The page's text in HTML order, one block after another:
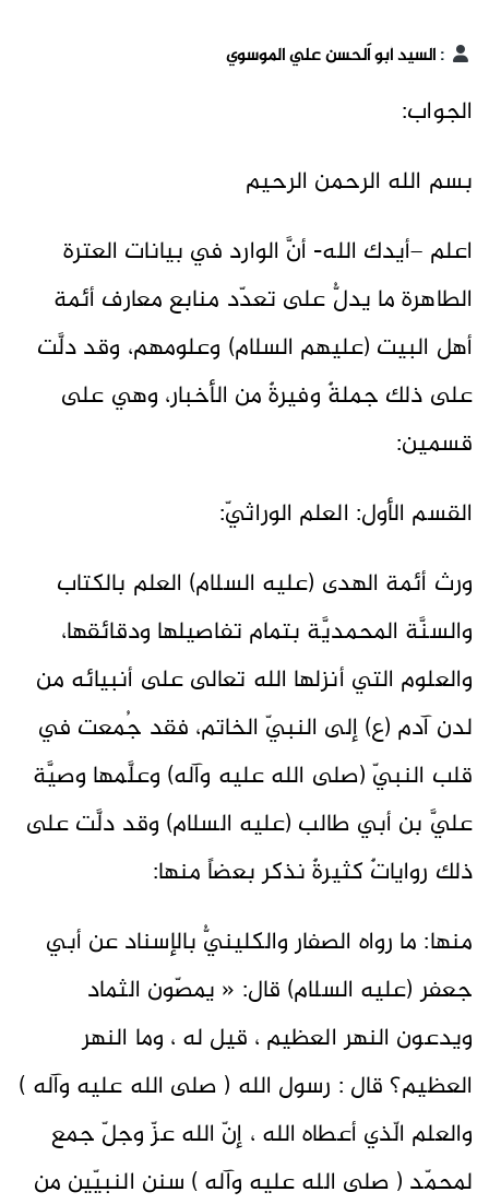
:السيد أبو اَلحسن علي الموسوي
الجواب:
بسم الله الرحمن الرحيم
اعلم –أيدك الله- أنَّ الوارد في بيانات العترة
الطاهرة ما يدلُّ على تعدّد منابع معارف أئمة
أهل البيت (عليهم السلام) وعلومهم، وقد دلَّت
على ذلك جملةٌ وفيرةٌ من الأخبار، وهي على
قسمين:
القسم الأول: العلم الوراثيّ:
ورث أئمة الهدى (عليه السلام) العلم بالكتاب
والسنَّة المحمديَّة بتمام تفاصيلها ودقائقها،
والعلوم التي أنزلها الله تعالى على أنبيائه من
لدن آدم (ع) إلى النبيّ الخاتم، فقد جُمعت في
قلب النبيّ (صلى الله عليه وآله) وعلَّمها وصيَّة
عليَّ بن أبي طالب (عليه السلام) وقد دلَّت على
ذلك رواياتٌ كثيرةٌ نذكر بعضاً منها:
منها: ما رواه الصفار والكلينيُّ بالإسناد عن أبي
جعفر (عليه السلام) قال: « يمصّون الثماد
ويدعون النهر العظيم ، قيل له ، وما النهر
العظيم؟ قال : رسول الله ( صلى الله عليه وآله )
والعلم الّذي أعطاه الله ، إنّ الله عزّ وجلّ جمع
لمحمّد ( صلى الله عليه وآله ) سنن النبيّين من